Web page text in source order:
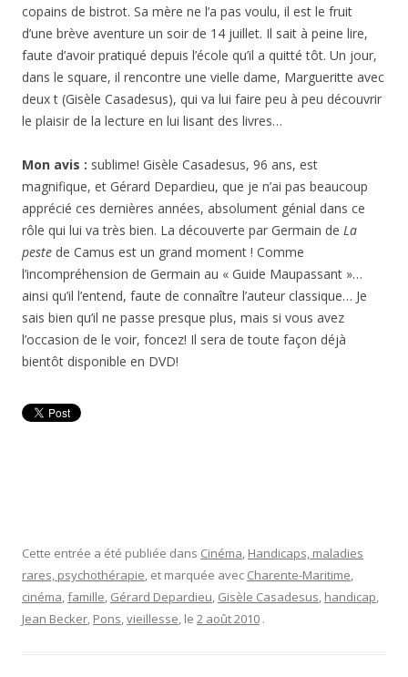
copains de bistrot. Sa mère ne l’a pas voulu, il est le fruit
d’une brève aventure un soir de 14 juillet. Il sait à peine lire,
faute d’avoir pratiqué depuis l’école qu’il a quitté tôt. Un jour,
dans le square, il rencontre une vielle dame, Margueritte avec
deux t (Gisèle Casadesus), qui va lui faire peu à peu découvrir
le plaisir de la lecture en lui lisant des livres…
Mon avis : sublime! Gisèle Casadesus, 96 ans, est
magnifique, et Gérard Depardieu, que je n’ai pas beaucoup
apprécié ces dernières années, absolument génial dans ce
rôle qui lui va très bien. La découverte par Germain de La
peste de Camus est un grand moment ! Comme
l’incompréhension de Germain au « Guide Maupassant »…
ainsi qu’il l’entend, faute de connaître l’auteur classique… Je
sais bien qu’il ne passe presque plus, mais si vous avez
l’occasion de le voir, foncez! Il sera de toute façon déjà
bientôt disponible en DVD!
Cette entrée a été publiée dans Cinéma, Handicaps, maladies
rares, psychothérapie, et marquée avec Charente-Maritime,
cinéma,famille, Gérard Depardieu, Gisèle Casadesus, handicap,
Jean Becker, Pons,vieillesse, le 2 août 2010 .